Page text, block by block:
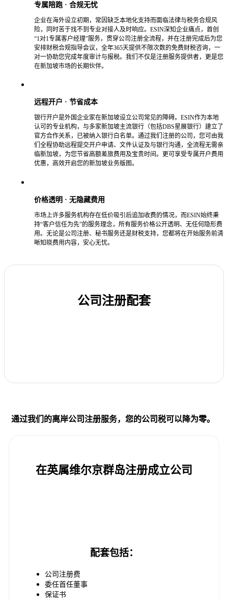
专属陪跑 · 合规无忧
企业在海外设立初期，常因缺乏本地化支持而面临法律与税务合规风
险，同时苦于找不到专业对接人及时响应。ESIN深知企业痛点，首创
“1对1专属客户经理”服务，贯穿公司注册全流程，并在注册完成后为您
安排财税合规指导会议，全年365天提供不限次数的免费财税咨询，一
对一协助您完成年度审计与报税。我们不仅是注册服务提供者，更是您
在新加坡市场的长期伙伴。
远程开户 · 节省成本
银行开户是外国企业家在新加坡设立公司常见的障碍。ESIN作为本地
认可的专业机构，与多家新加坡主流银行（包括DBS星展银行）建立了
官方合作关系，已被纳入银行白名单。通过我们注册的公司，您可由我
们全程协助远程提交开户申请、文件认证及与银行沟通，全流程无需亲
临新加坡，为您节省高额差旅费用及宝贵时间。更可享受专属开户费用
优惠，高效开启您的新加坡业务版图。
价格透明 · 无隐藏费用
市场上许多服务机构存在低价吸引后追加收费的情况，而ESIN始终秉
持“客户信任为先”的服务理念，所有服务价格公开透明、无任何隐形费
用。无论是公司注册、秘书服务还是财税支持，您都将在开始服务前清
晰知晓费用内容，安心无忧。
公司注册配套
通过我们的离岸公司注册服务，您的公司税可以降为零。
在英属维尔京群岛注册成立公司
配套包括：
公司注册费
委任首任董事
保证书